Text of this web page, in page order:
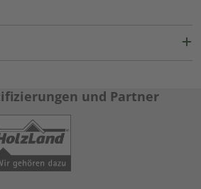
und Partner